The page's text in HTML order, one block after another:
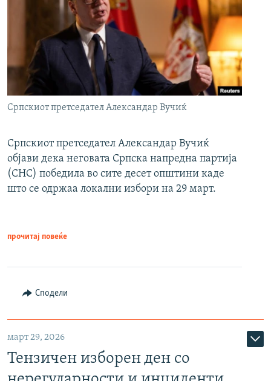
Српскиот претседател Александар Вучиќ
Српскиот претседател Александар Вучиќ
објави дека неговата Српска напредна партија
(СНС) победила во сите десет општини каде
што се одржаа локални избори на 29 март.
прочитај повеќе
Сподели
март 29, 2026
Тензичен изборен ден со